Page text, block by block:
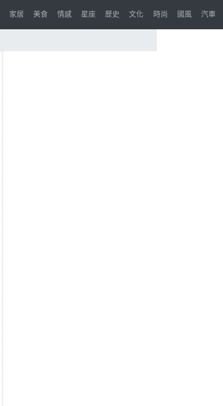
家居 美食 情感 星座 歷史 文化 時尚 國風 汽車